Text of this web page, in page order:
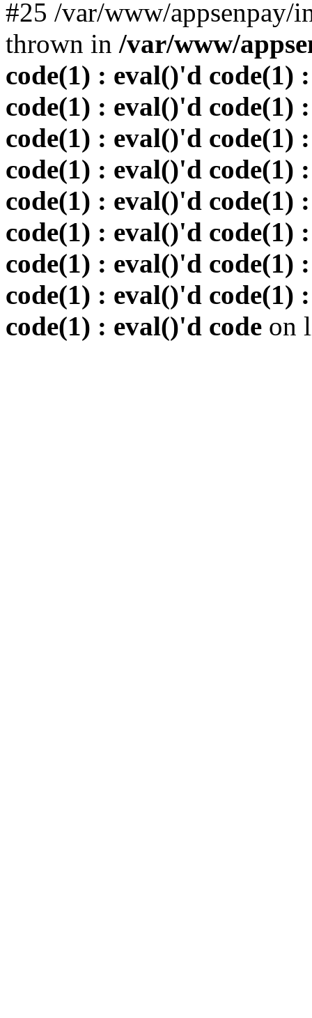
#25 /var/www/
thrown in /var/www/
code(1) : eval()'d code(1)
code(1) : eval()'d code(1)
code(1) : eval()'d code(1)
code(1) : eval()'d code(1)
code(1) : eval()'d code(1)
code(1) : eval()'d code(1)
code(1) : eval()'d code(1)
code(1) : eval()'d code(1)
code(1) : eval()'d code on